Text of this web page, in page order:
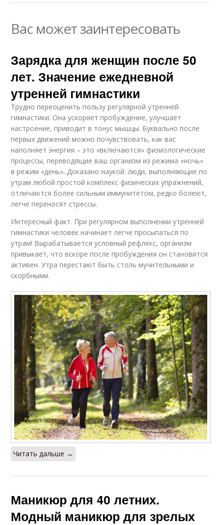
Вас может заинтересовать
Зарядка для женщин после 50
лет. Значение ежедневной
утренней гимнастики
Трудно переоценить пользу регулярной утренней
гимнастики. Она ускоряет пробуждение, улучшает
настроение, приводит в тонус мышцы. Буквально после
первых движений можно почувствовать, как вас
наполняет энергия – это «включаются» физиологические
процессы, переводящие ваш организм из режима «ночь»
в режим «день». Доказано наукой: люди, выполняющие по
утрам любой простой комплекс физических упражнений,
отличаются более сильным иммунитетом, редко болеют,
легче переносят стрессы.
Интересный факт. При регулярном выполнении утренней
гимнастики человек начинает легче просыпаться по
утрам! Вырабатывается условный рефлекс, организм
привыкает, что вскоре после пробуждения он становится
активен. Утра перестают быть столь мучительными и
скорбными.
Читать дальше →
Маникюр для 40 летних.
Модный маникюр для зрелых